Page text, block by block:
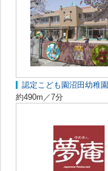
認定こども園沼田幼稚園
約490m／7分